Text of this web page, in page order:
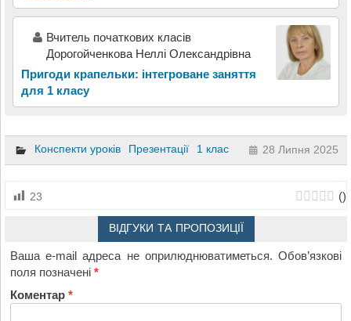
Вчитель початкових класів
Дорогойченкова Неллі Олександрівна
Пригоди крапельки: інтегроване заняття
для 1 класу
Конспекти уроків Презентації 1 клас 28 Липня 2025
23 ()
ВІДГУКИ ТА ПРОПОЗИЦІЇ
Ваша e-mail адреса не оприлюднюватиметься. Обов’язкові
поля позначені*
Коментар*